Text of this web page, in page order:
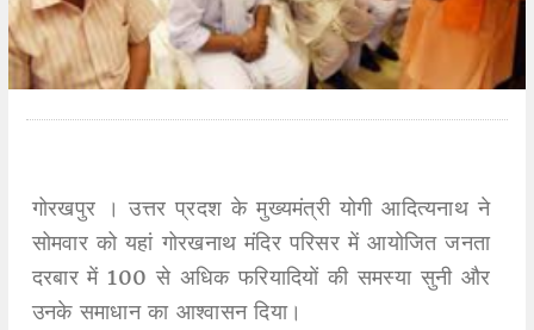
गोरखपुर । उत्तर प्रदश के मुख्यमंत्री योगी आदित्यनाथ ने
सोमवार को यहां गोरखनाथ मंदिर परिसर में आयोजित जनता
दरबार में 100 से अधिक फरियादियों की समस्या सुनी और
उनके समाधान का आश्वासन दिया।